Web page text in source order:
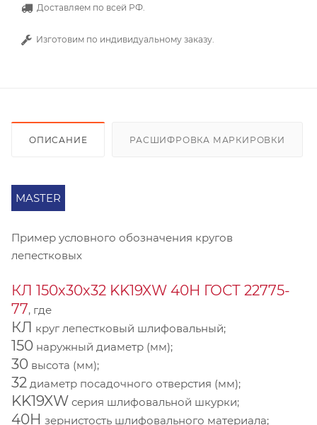
Доставляем по всей РФ.
Изготовим по индивидуальному заказу.
ОПИСАНИЕ РАСШИФРОВКА МАРКИРОВКИ
MASTER
Пример условного обозначения кругов
лепестковых
КЛ 150х30х32 KK19XW 40Н ГОСТ 22775-
77, где
КЛ круг лепестковый шлифовальный;
150 наружный диаметр (мм);
30 высота (мм);
32 диаметр посадочного отверстия (мм);
KK19XW серия шлифовальной шкурки;
40Н зернистость шлифовального материала;